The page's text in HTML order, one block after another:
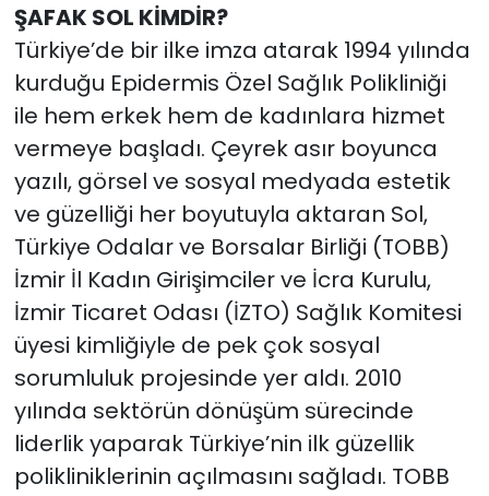
ŞAFAK SOL KİMDİR?
Türkiye’de bir ilke imza atarak 1994 yılında
kurduğu Epidermis Özel Sağlık Polikliniği
ile hem erkek hem de kadınlara hizmet
vermeye başladı. Çeyrek asır boyunca
yazılı, görsel ve sosyal medyada estetik
ve güzelliği her boyutuyla aktaran Sol,
Türkiye Odalar ve Borsalar Birliği (TOBB)
İzmir İl Kadın Girişimciler ve İcra Kurulu,
İzmir Ticaret Odası (İZTO) Sağlık Komitesi
üyesi kimliğiyle de pek çok sosyal
sorumluluk projesinde yer aldı. 2010
yılında sektörün dönüşüm sürecinde
liderlik yaparak Türkiye’nin ilk güzellik
polikliniklerinin açılmasını sağladı. TOBB